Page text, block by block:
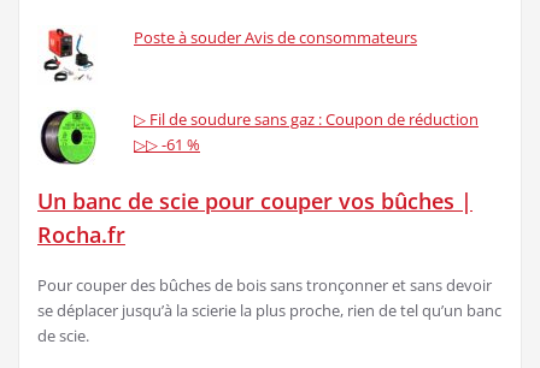
Poste à souder Avis de consommateurs
▷ Fil de soudure sans gaz : Coupon de réduction
▷▷ -61 %
Un banc de scie pour couper vos bûches |
Rocha.fr
Pour couper des bûches de bois sans tronçonner et sans devoir
se déplacer jusqu’à la scierie la plus proche, rien de tel qu’un banc
de scie.